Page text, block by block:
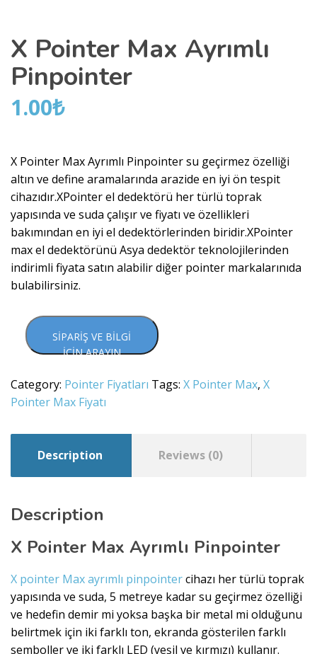
X Pointer Max Ayrımlı
Pinpointer
1.00₺
X Pointer Max Ayrımlı Pinpointer su geçirmez özelliği
altın ve define aramalarında arazide en iyi ön tespit
cihazıdır.XPointer el dedektörü her türlü toprak
yapısında ve suda çalışır ve fiyatı ve özellikleri
bakımından en iyi el dedektörlerinden biridir.XPointer
max el dedektörünü Asya dedektör teknolojilerinden
indirimli fiyata satın alabilir diğer pointer markalarınıda
bulabilirsiniz.
SIPARIŞ VE BILGI
İÇIN ARAYIN
Category: Pointer Fiyatları Tags: X Pointer Max, X
Pointer Max Fiyatı
Description Reviews (0)
Description
X Pointer Max Ayrımlı Pinpointer
X pointer Max ayrımlı pinpointercihazı her türlü toprak
yapısında ve suda, 5 metreye kadar su geçirmez özelliği
ve hedefin demir mi yoksa başka bir metal mi olduğunu
belirtmek için iki farklı ton, ekranda gösterilen farklı
semboller ve iki farklı LED (yeşil ve kırmızı) kullanır.